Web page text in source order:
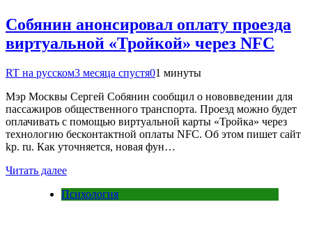
Собянин анонсировал оплату проезда
виртуальной «Тройкой» через NFC
RT на русском3 месяца спустя01 минуты
Мэр Москвы Сергей Собянин сообщил о нововведении для
пассажиров общественного транспорта. Проезд можно будет
оплачивать с помощью виртуальной карты «Тройка» через
технологию бесконтактной оплаты NFC. Об этом пишет сайт
kp. ru. Как уточняется, новая фун…
Читать далее
Психология